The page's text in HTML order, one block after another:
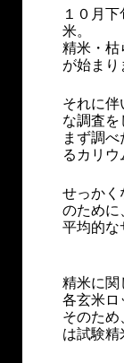
１０月
米。
精米・枯
が始まり
それに伴
な調査を
まず調
るカリウ
せっかく
のために
平均的な
精米に関
各玄米ロ
そのため
は試験精